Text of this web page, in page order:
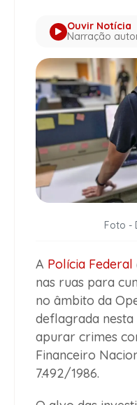
Ouvir Notícia
Narração
Foto -
A Polícia Federal
nas ruas para
no âmbito da
deflagrada
apurar crimes
Financeiro
7.492/1986.